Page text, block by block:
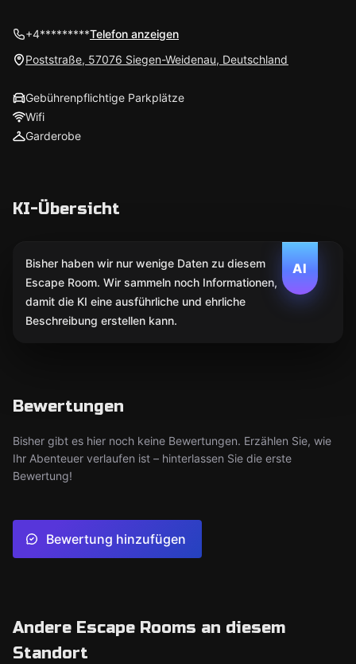
+4*********Telefon anzeigen
Poststraße, 57076 Siegen-Weidenau, Deutschland
Gebührenpflichtige Parkplätze
Wifi
Garderobe
KI-Übersicht
AI
Bisher haben wir nur wenige Daten zu diesem
Escape Room. Wir sammeln noch Informationen,
damit die KI eine ausführliche und ehrliche
Beschreibung erstellen kann.
Bewertungen
Bisher gibt es hier noch keine Bewertungen. Erzählen Sie, wie
Ihr Abenteuer verlaufen ist – hinterlassen Sie die erste
Bewertung!
Bewertung hinzufügen
Andere Escape Rooms an diesem
Standort